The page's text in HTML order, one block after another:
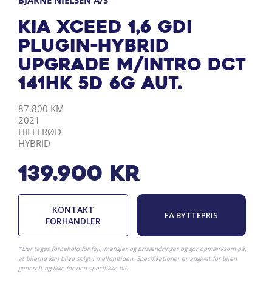
Kia XCeed 1,6 GDI
Plugin-hybrid
Upgrade m/Intro DCT
141HK 5d 6g Aut.
KILOMETER
87.800 KM
ÅRGANG
2021
BY
HILLERØD
DRIVMIDDEL
HYBRID
139.900 kr
KONTAKT
FORHANDLER
FÅ BYTTEPRIS
*Der tages forbehold for fejl, mangler og prisændringer og gør opmærksom på,
at bilerne kan blive solgt i mellemtiden. Specifikationer er angivet for bilen
generelt og ikke for den specifikke bil.